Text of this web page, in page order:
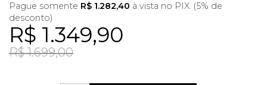
R$ 1.349,90
R$ 1.699,00
Pague somente R$ 1.282,40 à vista no PIX. (5% de
desconto)